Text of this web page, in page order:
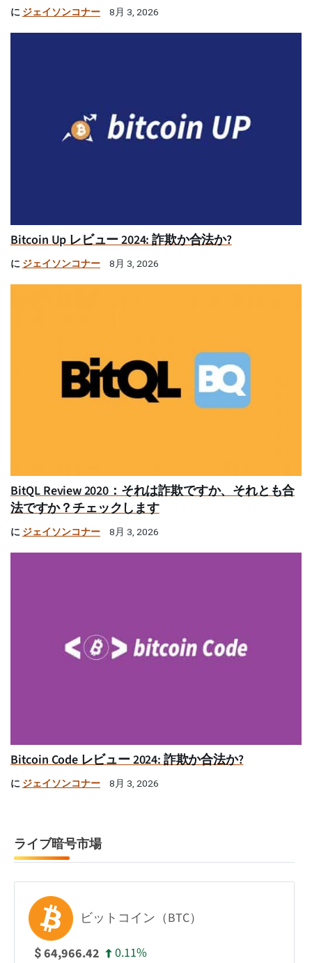
に ジェイソンコナー 8月 3, 2026
Bitcoin Up レビュー 2024: 詐欺か合法か?
に ジェイソンコナー 8月 3, 2026
BitQL Review 2020：それは詐欺ですか、それとも合
法ですか？チェックします
に ジェイソンコナー 8月 3, 2026
Bitcoin Code レビュー 2024: 詐欺か合法か?
に ジェイソンコナー 8月 3, 2026
ライブ暗号市場
ビットコイン（BTC）
$64,966.42 0.11%